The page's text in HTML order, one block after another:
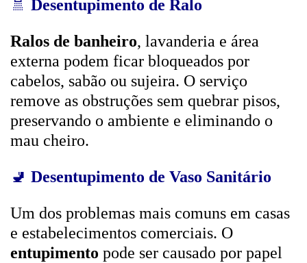
🚿 Desentupimento de Ralo
Ralos de banheiro, lavanderia e área
externa podem ficar bloqueados por
cabelos, sabão ou sujeira. O serviço
remove as obstruções sem quebrar pisos,
preservando o ambiente e eliminando o
mau cheiro.
🚽 Desentupimento de Vaso Sanitário
Um dos problemas mais comuns em casas
e estabelecimentos comerciais. O
entupimento pode ser causado por papel